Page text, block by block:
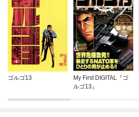
ゴルゴ13
My First DIGITAL『ゴ
ルゴ13』